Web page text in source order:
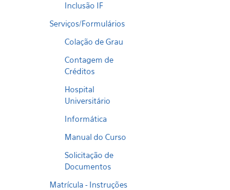
Inclusão IF
Serviços/Formulários
Colação de Grau
Contagem de
Créditos
Hospital
Universitário
Informática
Manual do Curso
Solicitação de
Documentos
Matrícula - Instruções